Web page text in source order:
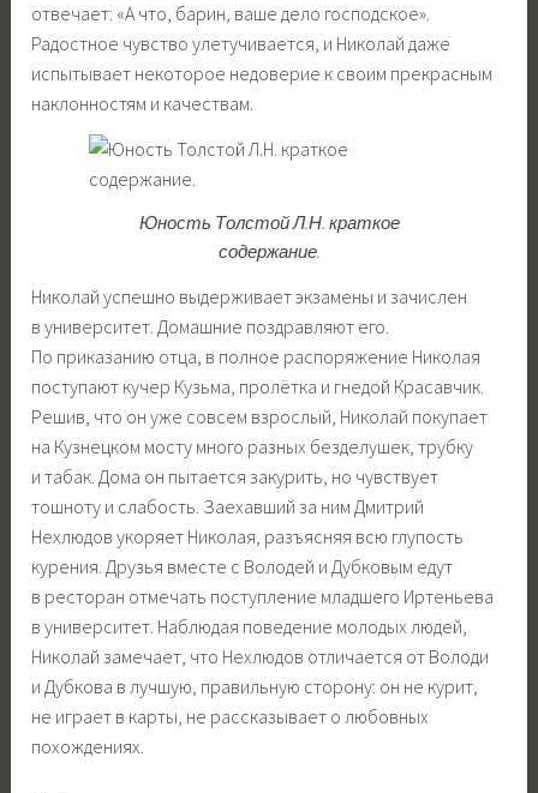
отвечает: «А что, барин, ваше дело господское».
Радостное чувство улетучивается, и Николай даже
испытывает некоторое недоверие к своим прекрасным
наклонностям и качествам.
Юность Толстой Л.Н. краткое
содержание.
Николай успешно выдерживает экзамены и зачислен
в университет. Домашние поздравляют его.
По приказанию отца, в полное распоряжение Николая
поступают кучер Кузьма, пролётка и гнедой Красавчик.
Решив, что он уже совсем взрослый, Николай покупает
на Кузнецком мосту много разных безделушек, трубку
и табак. Дома он пытается закурить, но чувствует
тошноту и слабость. Заехавший за ним Дмитрий
Нехлюдов укоряет Николая, разъясняя всю глупость
курения. Друзья вместе с Володей и Дубковым едут
в ресторан отмечать поступление младшего Иртеньева
в университет. Наблюдая поведение молодых людей,
Николай замечает, что Нехлюдов отличается от Володи
и Дубкова в лучшую, правильную сторону: он не курит,
не играет в карты, не рассказывает о любовных
похождениях.